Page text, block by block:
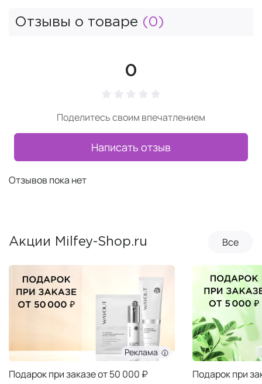
Отзывы о товаре (0)
0
Поделитесь своим впечатлением
Написать отзыв
Отзывов пока нет
Акции Milfey-Shop.ru Все
Реклама
Подарок при заказе от 50 000 ₽ Подарок при